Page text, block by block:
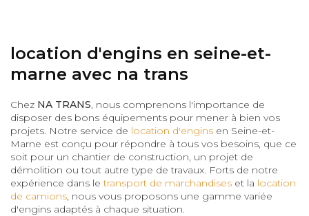
location d'engins en seine-et-
marne avec na trans
Chez NA TRANS, nous comprenons l'importance de
disposer des bons équipements pour mener à bien vos
projets. Notre service de location d'engins en Seine-et-
Marne est conçu pour répondre à tous vos besoins, que ce
soit pour un chantier de construction, un projet de
démolition ou tout autre type de travaux. Forts de notre
expérience dans letransport de marchandises et la location
de camions, nous vous proposons une gamme variée
d'engins adaptés à chaque situation.